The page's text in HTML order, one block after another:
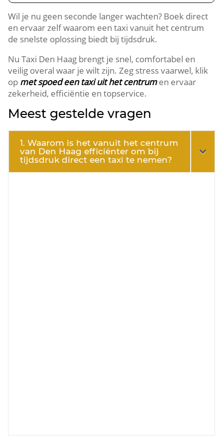
Wil je nu geen seconde langer wachten? Boek direct
en ervaar zelf waarom een taxi vanuit het centrum
de snelste oplossing biedt bij tijdsdruk.
Nu Taxi Den Haag brengt je snel, comfortabel en
veilig overal waar je wilt zijn. Zeg stress vaarwel, klik
op met spoed een taxi uit het centrumen ervaar
zekerheid, efficiëntie en topservice.
Meest gestelde vragen
1. Waarom is het vanuit het centrum
van Den Haag efficiënter om bij
tijdsdruk direct een taxi te nemen?